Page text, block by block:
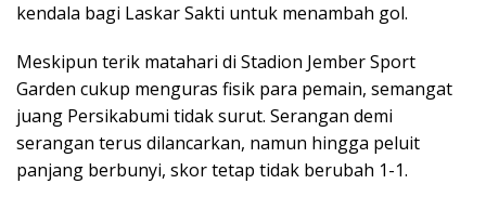
kendala bagi Laskar Sakti untuk menambah gol.
Meskipun terik matahari di Stadion Jember Sport
Garden cukup menguras fisik para pemain, semangat
juang Persikabumi tidak surut. Serangan demi
serangan terus dilancarkan, namun hingga peluit
panjang berbunyi, skor tetap tidak berubah 1-1.